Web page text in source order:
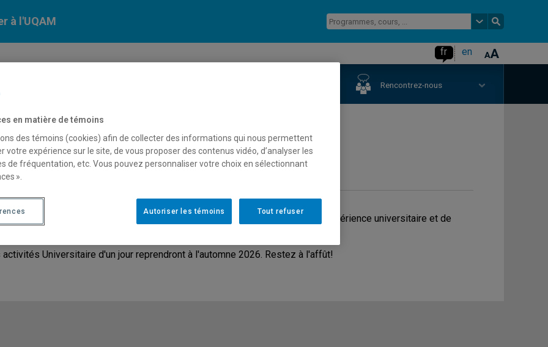
à l'UQAM
fr en
Rencontrez-nous
d'un jour
facultés et départements de l'UQAM vous offrent la chance de vivre l'expérience universitaire et de
activités Universitaire d'un jour reprendront à l'automne 2026. Restez à l'affût!
en matière de témoins
des témoins (cookies) afin de collecter des informations qui nous permettent
votre expérience sur le site, de vous proposer des contenus vidéo, d’analyser les
de fréquentation, etc. Vous pouvez personnaliser votre choix en sélectionnant
».
Tout refuser
Autoriser les témoins